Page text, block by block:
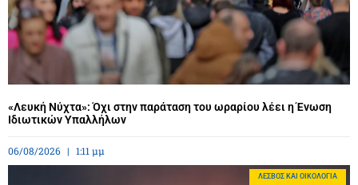
«Λευκή Νύχτα»: Όχι στην παράταση του ωραρίου λέει η Ένωση
Ιδιωτικών Υπαλλήλων
06/08/2026 1:11 μμ
ΛΈΣΒΟΣ ΚΑΙ ΟΙΚΟΛΟΓΊΑ